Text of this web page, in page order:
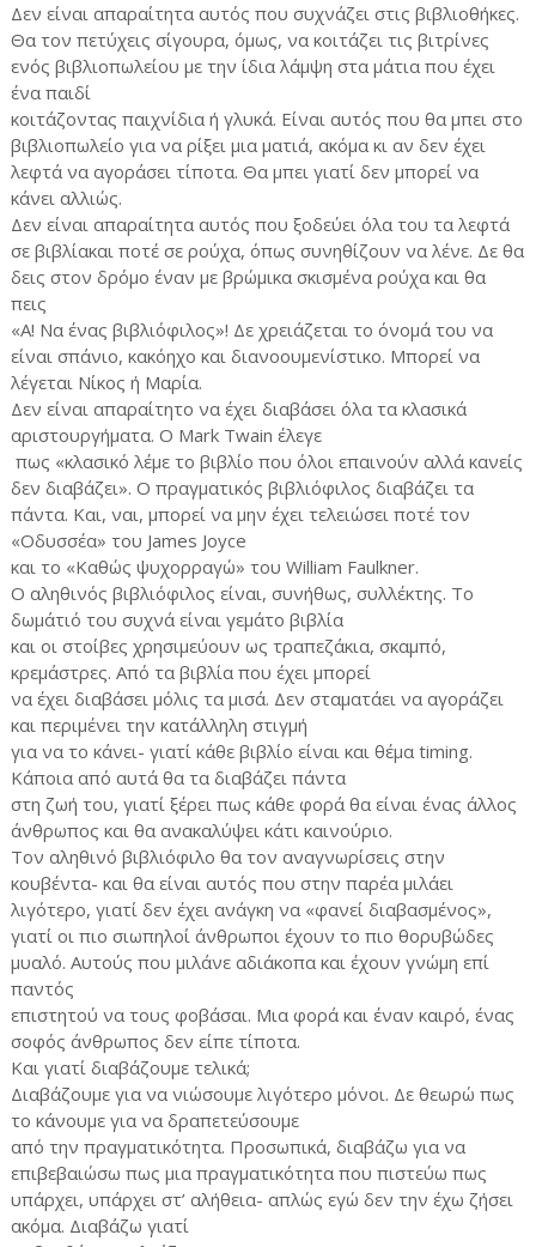
Δεν είναι απαραίτητα αυτός που συχνάζει στις βιβλιοθήκες.
Θα τον πετύχεις σίγουρα, όμως, να κοιτάζει τις βιτρίνες
ενός βιβλιοπωλείου με την ίδια λάμψη στα μάτια που έχει
ένα παιδί
κοιτάζοντας παιχνίδια ή γλυκά. Είναι αυτός που θα μπει στο
βιβλιοπωλείο για να ρίξει μια ματιά, ακόμα κι αν δεν έχει
λεφτά να αγοράσει τίποτα. Θα μπει γιατί δεν μπορεί να
κάνει αλλιώς.
Δεν είναι απαραίτητα αυτός που ξοδεύει όλα του τα λεφτά
σε βιβλίακαι ποτέ σε ρούχα, όπως συνηθίζουν να λένε. Δε θα
δεις στον δρόμο έναν με βρώμικα σκισμένα ρούχα και θα
πεις
«Α! Να ένας βιβλιόφιλος»! Δε χρειάζεται το όνομά του να
είναι σπάνιο, κακόηχο και διανοουμενίστικο. Μπορεί να
λέγεται Νίκος ή Μαρία.
Δεν είναι απαραίτητο να έχει διαβάσει όλα τα κλασικά
αριστουργήματα. Ο Mark Twain έλεγε
πως «κλασικό λέμε το βιβλίο που όλοι επαινούν αλλά κανείς
δεν διαβάζει». Ο πραγματικός βιβλιόφιλος διαβάζει τα
πάντα. Και, ναι, μπορεί να μην έχει τελειώσει ποτέ τον
«Οδυσσέα» του James Joyce
και το «Καθώς ψυχορραγώ» του William Faulkner.
Ο αληθινός βιβλιόφιλος είναι, συνήθως, συλλέκτης. Το
δωμάτιό του συχνά είναι γεμάτο βιβλία
και οι στοίβες χρησιμεύουν ως τραπεζάκια, σκαμπό,
κρεμάστρες. Από τα βιβλία που έχει μπορεί
να έχει διαβάσει μόλις τα μισά. Δεν σταματάει να αγοράζει
και περιμένει την κατάλληλη στιγμή
για να το κάνει- γιατί κάθε βιβλίο είναι και θέμα timing.
Κάποια από αυτά θα τα διαβάζει πάντα
στη ζωή του, γιατί ξέρει πως κάθε φορά θα είναι ένας άλλος
άνθρωπος και θα ανακαλύψει κάτι καινούριο.
Τον αληθινό βιβλιόφιλο θα τον αναγνωρίσεις στην
κουβέντα- και θα είναι αυτός που στην παρέα μιλάει
λιγότερο, γιατί δεν έχει ανάγκη να «φανεί διαβασμένος»,
γιατί οι πιο σιωπηλοί άνθρωποι έχουν το πιο θορυβώδες
μυαλό. Αυτούς που μιλάνε αδιάκοπα και έχουν γνώμη επί
παντός
επιστητού να τους φοβάσαι. Μια φορά και έναν καιρό, ένας
σοφός άνθρωπος δεν είπε τίποτα.
Και γιατί διαβάζουμε τελικά;
Διαβάζουμε για να νιώσουμε λιγότερο μόνοι. Δε θεωρώ πως
το κάνουμε για να δραπετεύσουμε
από την πραγματικότητα. Προσωπικά, διαβάζω για να
επιβεβαιώσω πως μια πραγματικότητα που πιστεύω πως
υπάρχει, υπάρχει στ’ αλήθεια- απλώς εγώ δεν την έχω ζήσει
ακόμα. Διαβάζω γιατί